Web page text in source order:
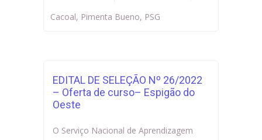
Cacoal, Pimenta Bueno, PSG
EDITAL DE SELEÇÃO Nº 26/2022
– Oferta de curso– Espigão do
Oeste
O Serviço Nacional de Aprendizagem